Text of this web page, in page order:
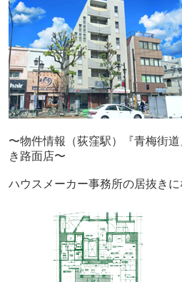
〜物件情報（荻窪駅）『青梅街
き路面店〜
ハウスメーカー事務所の居抜きに